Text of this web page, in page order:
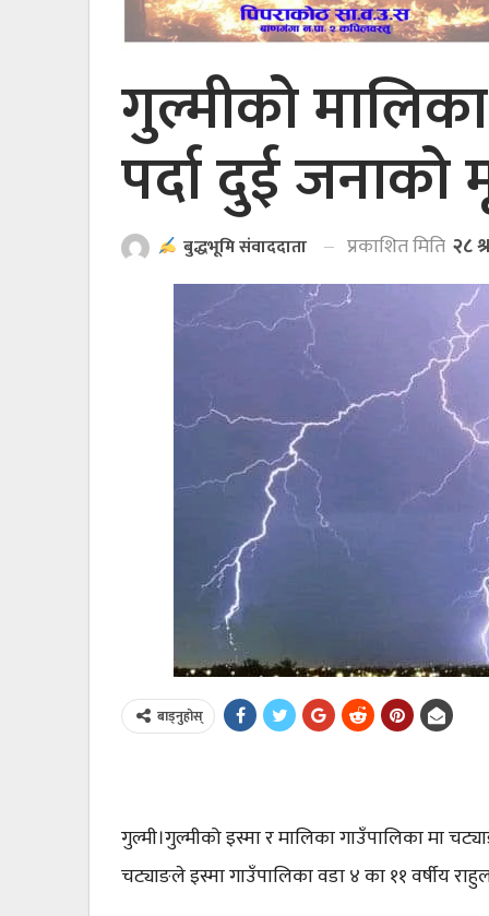
गुल्मीको
पर्दा दुई जनाको
बुद्धभूमि संवाददाता प्रकाशित मिति २८
बाड्नुहोस्
गुल्मी।गुल्मीको इस्मा र मालिका गाउँपालिका मा
चट्याङले इस्मा गाउँपालिका वडा ४ का ११ वर्षीय